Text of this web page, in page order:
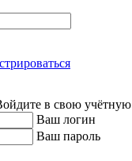
в свою учётную
Ваш логин
Ваш пароль